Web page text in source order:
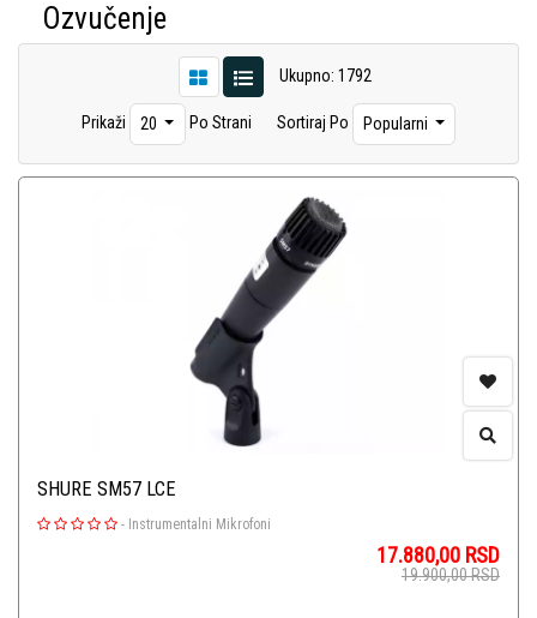
Ugradni Zvučnici i Oprema
In Ear Monitoring
Evoko Booking System (5)
Ozvučenje
Ukupno: 1792
Prikaži 20 Po Strani Sortiraj Po Popularni
SHURE SM57 LCE
- Instrumentalni Mikrofoni
17.880,00 RSD
19.900,00RSD